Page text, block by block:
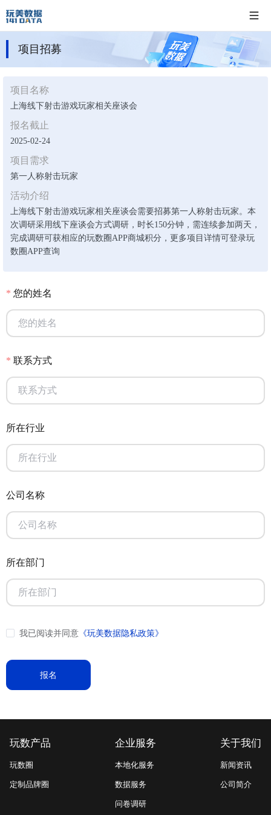
项目招募
项目名称
上海线下射击游戏玩家相关座谈会
报名截止
2025-02-24
项目需求
第一人称射击玩家
活动介绍
上海线下射击游戏玩家相关座谈会需要招募第一人称射击玩家。本
次调研采用线下座谈会方式调研，时长150分钟，需连续参加两天，
完成调研可获相应的玩数圈APP商城积分，更多项目详情可登录玩
数圈APP查询
您的姓名
联系方式
所在行业
公司名称
所在部门
我已阅读并同意 《玩美数据隐私政策》
报名
玩数产品
玩数圈
定制品牌圈
企业服务
本地化服务
数据服务
问卷调研
关于我们
新闻资讯
公司简介